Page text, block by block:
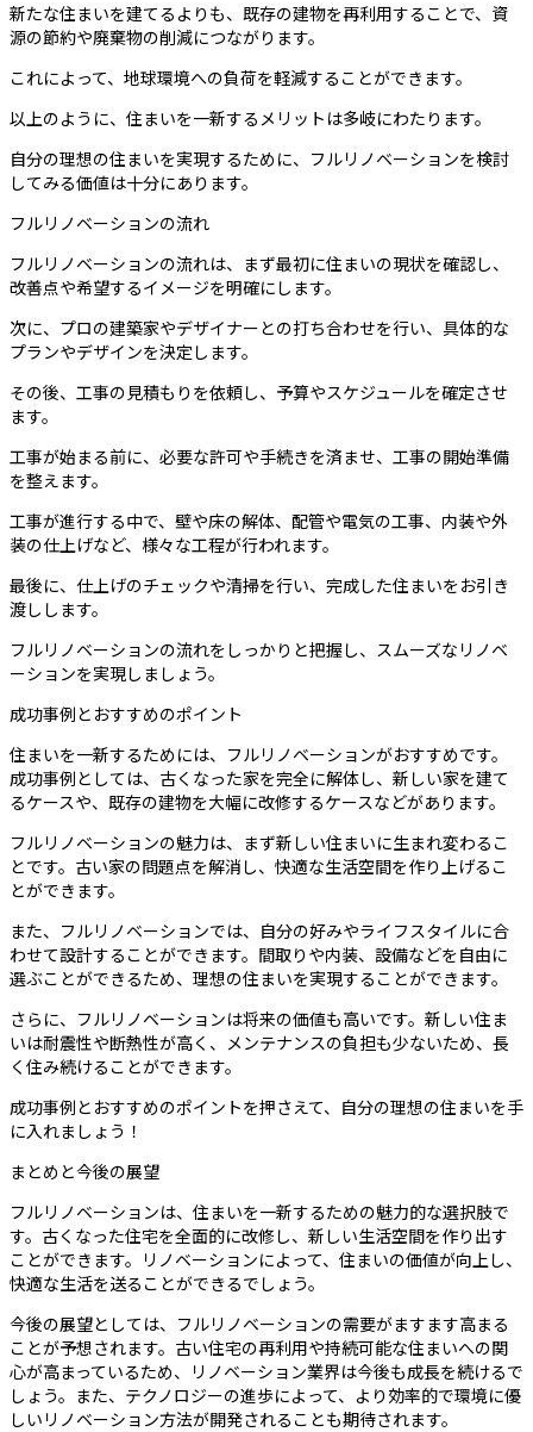
新たな住まいを建てるよりも、既存の建物を再利用することで、資
源の節約や廃棄物の削減につながります。
これによって、地球環境への負荷を軽減することができます。
以上のように、住まいを一新するメリットは多岐にわたります。
自分の理想の住まいを実現するために、フルリノベーションを検討
してみる価値は十分にあります。
フルリノベーションの流れ
フルリノベーションの流れは、まず最初に住まいの現状を確認し、
改善点や希望するイメージを明確にします。
次に、プロの建築家やデザイナーとの打ち合わせを行い、具体的な
プランやデザインを決定します。
その後、工事の見積もりを依頼し、予算やスケジュールを確定させ
ます。
工事が始まる前に、必要な許可や手続きを済ませ、工事の開始準備
を整えます。
工事が進行する中で、壁や床の解体、配管や電気の工事、内装や外
装の仕上げなど、様々な工程が行われます。
最後に、仕上げのチェックや清掃を行い、完成した住まいをお引き
渡しします。
フルリノベーションの流れをしっかりと把握し、スムーズなリノベ
ーションを実現しましょう。
成功事例とおすすめのポイント
住まいを一新するためには、フルリノベーションがおすすめです。
成功事例としては、古くなった家を完全に解体し、新しい家を建て
るケースや、既存の建物を大幅に改修するケースなどがあります。
フルリノベーションの魅力は、まず新しい住まいに生まれ変わるこ
とです。古い家の問題点を解消し、快適な生活空間を作り上げるこ
とができます。
また、フルリノベーションでは、自分の好みやライフスタイルに合
わせて設計することができます。間取りや内装、設備などを自由に
選ぶことができるため、理想の住まいを実現することができます。
さらに、フルリノベーションは将来の価値も高いです。新しい住ま
いは耐震性や断熱性が高く、メンテナンスの負担も少ないため、長
く住み続けることができます。
成功事例とおすすめのポイントを押さえて、自分の理想の住まいを手
に入れましょう！
まとめと今後の展望
フルリノベーションは、住まいを一新するための魅力的な選択肢で
す。古くなった住宅を全面的に改修し、新しい生活空間を作り出す
ことができます。リノベーションによって、住まいの価値が向上し、
快適な生活を送ることができるでしょう。
今後の展望としては、フルリノベーションの需要がますます高まる
ことが予想されます。古い住宅の再利用や持続可能な住まいへの関
心が高まっているため、リノベーション業界は今後も成長を続けるで
しょう。また、テクノロジーの進歩によって、より効率的で環境に優
しいリノベーション方法が開発されることも期待されます。